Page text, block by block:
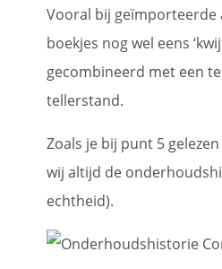
Vooral bij geïmporteerde
boekjes nog wel eens
gecombineerd met een
tellerstand.
Zoals je bij punt 5
wij altijd de
echtheid).